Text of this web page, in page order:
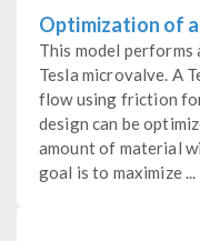
Optimization of
This model
Tesla microvalve. A
flow using friction
design can be
amount of material
goal is to maximize ...